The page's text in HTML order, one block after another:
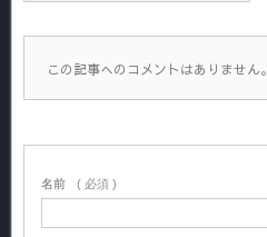
この記事へのコメントはありません。
名前 ( 必須 )